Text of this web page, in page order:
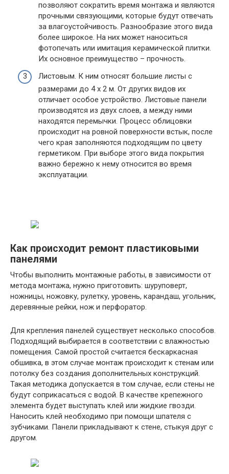
позволяют сократить время монтажа и являются
прочными связующими, которые будут отвечать
за влагоустойчивость. Разнообразие этого вида
более широкое. На них может наноситься
фотопечать или имитация керамической плитки.
Их основное преимущество – прочность.
Листовым. К ним относят большие листы с
размерами до 4 х 2 м. От других видов их
отличает особое устройство. Листовые панели
производятся из двух слоев, а между ними
находятся перемычки. Процесс облицовки
происходит на ровной поверхности встык, после
чего края заполняются подходящим по цвету
герметиком. При выборе этого вида покрытия
важно бережно к нему относится во время
эксплуатации.
Как происходит ремонт пластиковыми
панелями
Чтобы выполнить монтажные работы, в зависимости от
метода монтажа, нужно приготовить: шуруповерт,
ножницы, ножовку, рулетку, уровень, карандаш, угольник,
деревянные рейки, нож и перфоратор.
Для крепления панелей существует несколько способов.
Подходящий выбирается в соответствии с влажностью
помещения. Самой простой считается бескаркасная
обшивка, в этом случае монтаж происходит к стенам или
потолку без создания дополнительных конструкций.
Такая методика допускается в том случае, если стены не
будут соприкасаться с водой. В качестве крепежного
элемента будет выступать клей или жидкие гвозди.
Наносить клей необходимо при помощи шпателя с
зубчиками. Панели прикладывают к стене, стыкуя друг с
другом.